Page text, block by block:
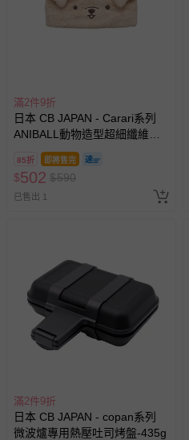
滿2件9折
日本 CB JAPAN - Carari系列
ANIBALL動物造型超細纖維髮
帶-約36g
85折 即將售完
$502 $590
已售出 1
滿2件9折
日本 CB JAPAN - copan系列
微波爐專用熱壓吐司烤盤-435g